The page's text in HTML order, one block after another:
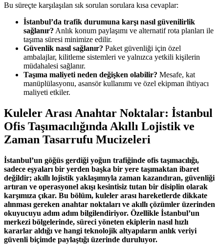
Bu süreçte karşılaşılan sık sorulan sorulara kısa cevaplar:
İstanbul’da trafik durumuna karşı nasıl güvenilirlik
sağlanır? Anlık konum paylaşımı ve alternatif rota planları ile
taşıma süresi minimize edilir.
Güvenlik nasıl sağlanır? Paket güvenliği için özel
ambalajlar, kilitleme sistemleri ve yalnızca yetkili kişilerin
müdahalesi sağlanır.
Taşıma maliyeti neden değişken olabilir? Mesafe, kat
manüplülasyonu, asansör kullanımı ve özel ekipman ihtiyacı
maliyeti etkiler.
Kuleler Arası Anahtar Noktalar: İstanbul
Ofis Taşımacılığında Akıllı Lojistik ve
Zaman Tasarrufu Mucizeleri
İstanbul’un göğüs gerdiği yoğun trafiğinde ofis taşımacılığı,
sadece eşyaları bir yerden başka bir yere taşımaktan ibaret
değildir; akıllı lojistik yaklaşımıyla zaman kazandıran, güvenliği
artıran ve operasyonel akışı kesintisiz tutan bir disiplin olarak
karşımıza çıkar. Bu bölüm, kuleler arası hareketlerde dikkate
alınması gereken anahtar noktaları ve akıllı çözümler üzerinden
okuyucuyu adım adım bilgilendiriyor. Özellikle İstanbul’un
merkezi bölgelerinde, süreci yöneten ekiplerin nasıl hızlı
kararlar aldığı ve hangi teknolojik altyapıların anlık veriyi
güvenli biçimde paylaştığı üzerinde duruluyor.